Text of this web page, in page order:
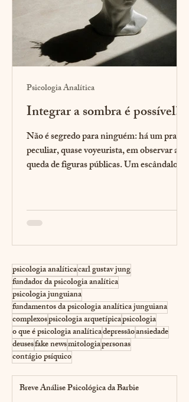
Integrar a sombra é possível?
Não é segredo para ninguém: há um prazer
peculiar, quase voyeurista, em observar a
queda de figuras públicas. Um escândalo
líder reverenciado — tudo isso captura
nossa atenção de forma magnética. Nós
momento, nos sentimos moralmente
superiores. Mas o que essa fascinação pela
sombra alheia revela sobre nós?
Psicologia Analítica
psicologia analíticacarl gustav jung
fundador da psicologia analítica
psicologia junguiana
fundamentos da psicologia analítica junguiana
complexospsicologia arquetípicapsicologia
o que é psicologia analíticadepressãoansiedade
deusesfake newsmitologiapersonas
contágio psíquico
Breve Análise Psicológica da Barbie